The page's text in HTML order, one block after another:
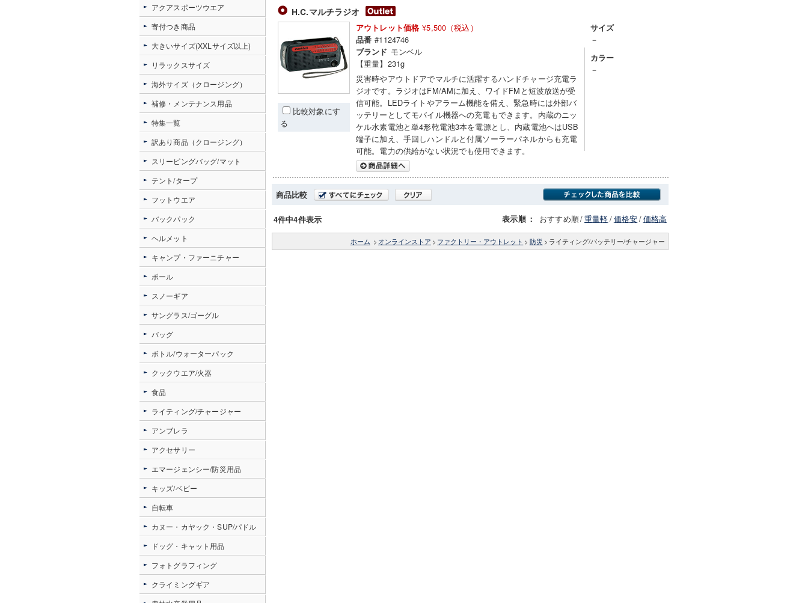
H.C.マルチラジオ
比較対象にす
る
アウトレット価格 ¥5,500（税込）
品番 #1124746
ブランド モンベル
【重量】231g
災害時やアウトドアでマルチに活躍するハンドチャージ充電ラ
ジオです。ラジオはFM/AMに加え、ワイドFMと短波放送が受
信可能。LEDライトやアラーム機能を備え、緊急時には外部バ
ッテリーとしてモバイル機器への充電もできます。内蔵のニッ
ケル水素電池と単4形乾電池3本を電源とし、内蔵電池へはUSB
端子に加え、手回しハンドルと付属ソーラーパネルからも充電
可能。電力の供給がない状況でも使用できます。
サイズ
－
カラー
－
商品比較
4件中4件表示 表示順 ： おすすめ順/重量軽/価格安/価格高
ホーム > オンラインストア > ファクトリー・アウトレット > 防災 > ライティング/バッテリー/チャージャー
アクアスポーツウエア
寄付つき商品
大きいサイズ(XXLサイズ以上)
リラックスサイズ
海外サイズ（クロージング）
補修・メンテナンス用品
特集一覧
訳あり商品（クロージング）
スリーピングバッグ/マット
テント/タープ
フットウエア
バックパック
ヘルメット
キャンプ・ファーニチャー
ポール
スノーギア
サングラス/ゴーグル
バッグ
ボトル/ウォーターパック
クックウエア/火器
食品
ライティング/チャージャー
アンブレラ
アクセサリー
エマージェンシー/防災用品
キッズ/ベビー
自転車
カヌー・カヤック・SUP/パドル
ドッグ・キャット用品
フォトグラフィング
クライミングギア